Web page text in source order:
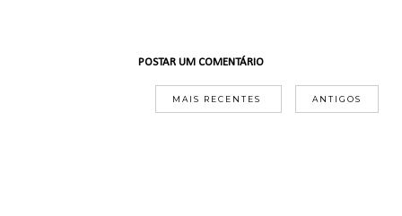
POSTAR UM COMENTÁRIO
MAIS RECENTES ANTIGOS